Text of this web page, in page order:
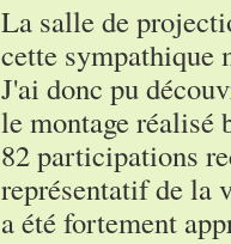
La salle de
cette sympathique
J'ai donc pu
le montage réalisé
82 participations
représentatif de la
a été fortement